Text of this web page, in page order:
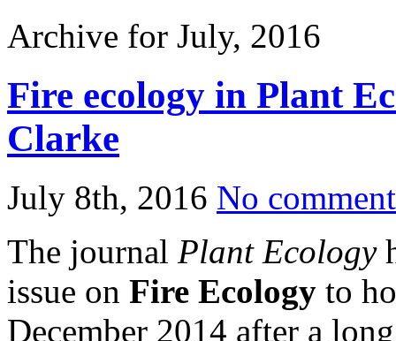
Archive for July, 2016
Fire ecology in Plant
Clarke
July 8th, 2016 No
The journal Plant Ecology
issue on Fire Ecology to
December 2014 after a